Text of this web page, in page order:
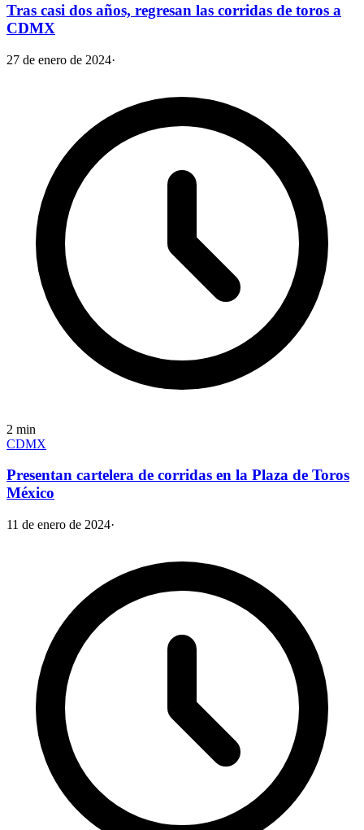
Tras casi dos años, regresan las corridas de toros a
CDMX
27 de enero de 2024·
2 min
CDMX
Presentan cartelera de corridas en la Plaza de Toros
México
11 de enero de 2024·